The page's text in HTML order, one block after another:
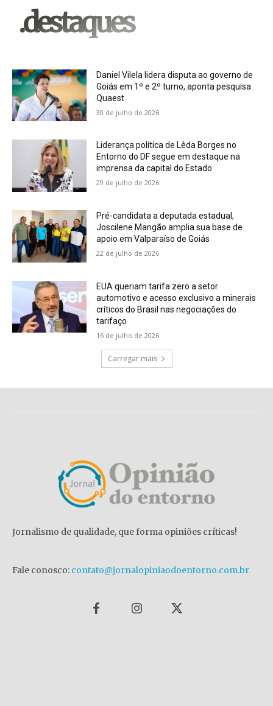
.destaques
Daniel Vilela lidera disputa ao governo de
Goiás em 1º e 2º turno, aponta pesquisa
Quaest
30 de julho de 2026
Liderança política de Lêda Borges no
Entorno do DF segue em destaque na
imprensa da capital do Estado
29 de julho de 2026
Pré-candidata a deputada estadual,
Joscilene Mangão amplia sua base de
apoio em Valparaíso de Goiás
22 de julho de 2026
EUA queriam tarifa zero a setor
automotivo e acesso exclusivo a minerais
críticos do Brasil nas negociações do
tarifaço
16 de julho de 2026
Carregar mais
Jornalismo de qualidade, que forma opiniões críticas!
Fale conosco: contato@jornalopiniaodoentorno.com.br